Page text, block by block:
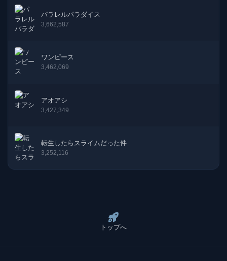
パラレルパラダイス
3,662,587
ワンピース
3,462,069
アオアシ
3,427,349
転生したらスライムだった件
3,252,116
トップへ